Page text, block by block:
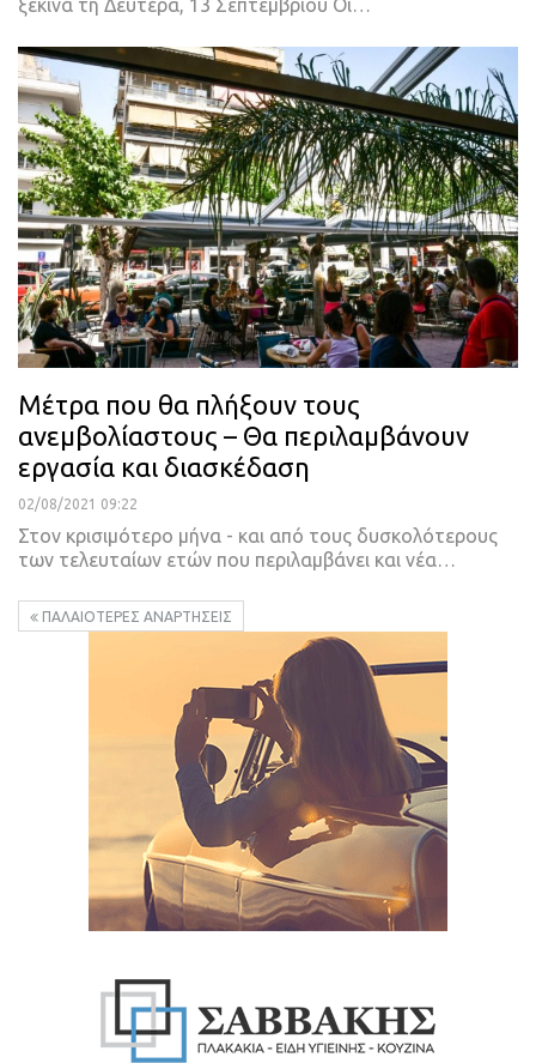
ξεκινά τη Δευτέρα, 13 Σεπτεμβρίου Οι…
Μέτρα που θα πλήξουν τους
ανεμβολίαστους – Θα περιλαμβάνουν
εργασία και διασκέδαση
02/08/2021 09:22
Στον κρισιμότερο μήνα - και από τους δυσκολότερους
των τελευταίων ετών που περιλαμβάνει και νέα
ΠΑΛΑΙΌΤΕΡΕΣ ΑΝΑΡΤΉΣΕΙΣ